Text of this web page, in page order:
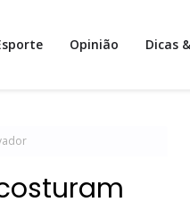
Opinião Dicas
costuram